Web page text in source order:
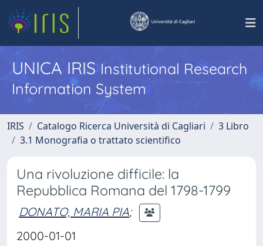
UNICA IRISInstitutional Research
Information System
IRIS Catalogo Ricerca Università di Cagliari
3 Libro
3.1 Monografia o trattato scientifico
Una rivoluzione difficile: la
Repubblica Romana del 1798-1799
DONATO, MARIA PIA;
2000-01-01